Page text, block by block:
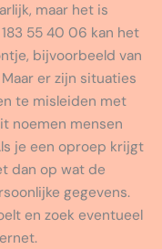
maar het is
55 40 06 kan het
bijvoorbeeld van
er zijn situaties
te misleiden met
noemen mensen
je een oproep krijgt
dan op wat de
gegevens.
en zoek eventueel